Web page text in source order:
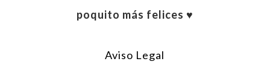
poquito más felices ♥︎
Aviso Legal